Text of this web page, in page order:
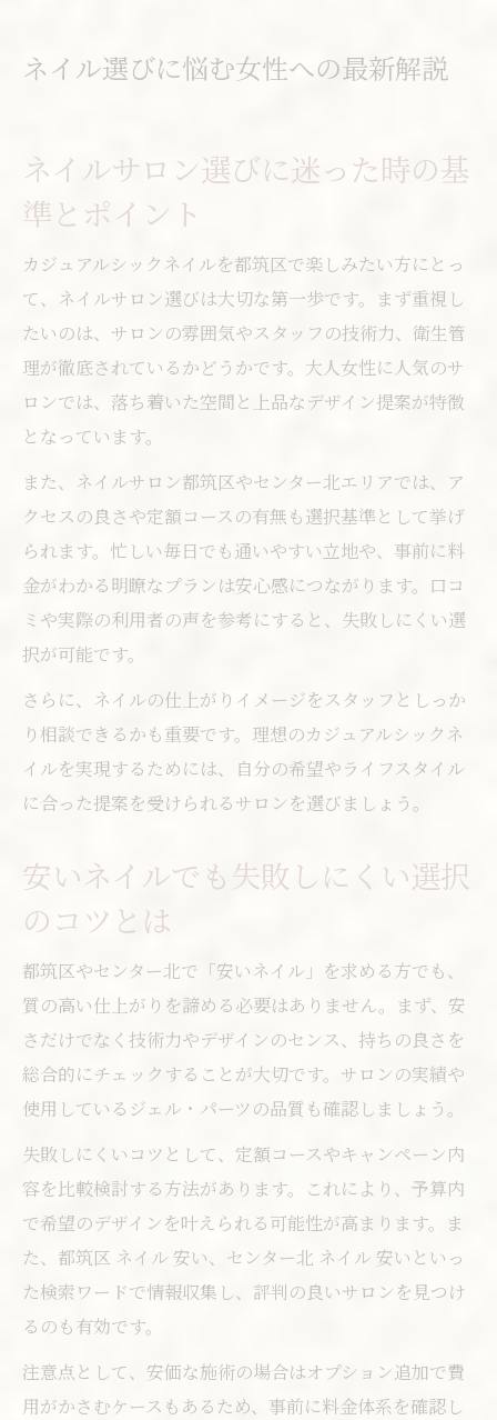
ネイル選びに悩む女性への最新解説
ネイルサロン選びに迷った時の基
準とポイント
カジュアルシックネイルを都筑区で楽しみたい方にとっ
て、ネイルサロン選びは大切な第一歩です。まず重視し
たいのは、サロンの雰囲気やスタッフの技術力、衛生管
理が徹底されているかどうかです。大人女性に人気のサ
ロンでは、落ち着いた空間と上品なデザイン提案が特徴
となっています。
また、ネイルサロン都筑区やセンター北エリアでは、ア
クセスの良さや定額コースの有無も選択基準として挙げ
られます。忙しい毎日でも通いやすい立地や、事前に料
金がわかる明瞭なプランは安心感につながります。口コ
ミや実際の利用者の声を参考にすると、失敗しにくい選
択が可能です。
さらに、ネイルの仕上がりイメージをスタッフとしっか
り相談できるかも重要です。理想のカジュアルシックネ
イルを実現するためには、自分の希望やライフスタイル
に合った提案を受けられるサロンを選びましょう。
安いネイルでも失敗しにくい選択
のコツとは
都筑区やセンター北で「安いネイル」を求める方でも、
質の高い仕上がりを諦める必要はありません。まず、安
さだけでなく技術力やデザインのセンス、持ちの良さを
総合的にチェックすることが大切です。サロンの実績や
使用しているジェル・パーツの品質も確認しましょう。
失敗しにくいコツとして、定額コースやキャンペーン内
容を比較検討する方法があります。これにより、予算内
で希望のデザインを叶えられる可能性が高まります。ま
た、都筑区 ネイル 安い、センター北 ネイル 安いといっ
た検索ワードで情報収集し、評判の良いサロンを見つけ
るのも有効です。
注意点として、安価な施術の場合はオプション追加で費
用がかさむケースもあるため、事前に料金体系を確認し